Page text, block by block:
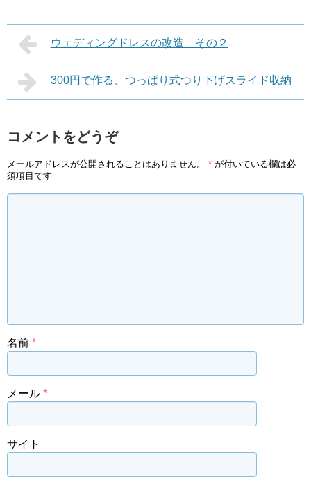
ウェディングドレスの改造 その２
300円で作る、つっぱり式つり下げスライド収納
コメントをどうぞ
メールアドレスが公開されることはありません。 * が付いている欄は必
須項目です
名前 *
メール *
サイト